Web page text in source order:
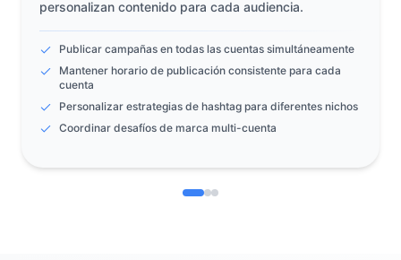
personalizan contenido para cada audiencia.
Publicar campañas en todas las cuentas simultáneamente
Mantener horario de publicación consistente para cada
cuenta
Personalizar estrategias de hashtag para diferentes nichos
Coordinar desafíos de marca multi-cuenta